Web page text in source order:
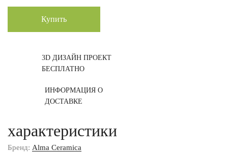
Купить
3D ДИЗАЙН ПРОЕКТ
БЕСПЛАТНО
ИНФОРМАЦИЯ О
ДОСТАВКЕ
характеристики
Бренд: Alma Ceramica